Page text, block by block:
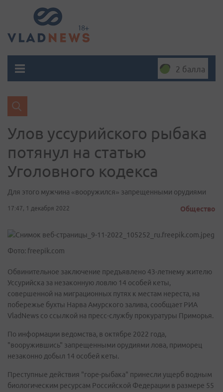
2 балла
Улов уссурийского рыбака
потянул на статью
Уголовного кодекса
Для этого мужчина «вооружился» запрещенными орудиями
17:47, 1 декабря 2022 Общество
Фото: freepik.com
Обвинительное заключение предъявлено 43-летнему жителю
Уссурийска за незаконную ловлю 14 особей кеты,
совершенной на миграционных путях к местам нереста, на
побережье бухты Нарва Амурского залива, сообщает РИА
VladNews со ссылкой на пресс-службу прокуратуры Приморья.
По информации ведомства, в октябре 2022 года,
"вооружившись" запрещенными орудиями лова, приморец
незаконно добыл 14 особей кеты.
Преступные действия "горе-рыбака" принесли ущерб водным
биологическим ресурсам Российской Федерации в размере 55